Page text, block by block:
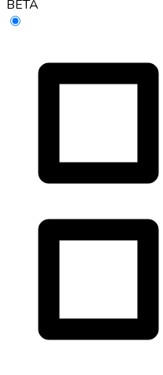
BETA